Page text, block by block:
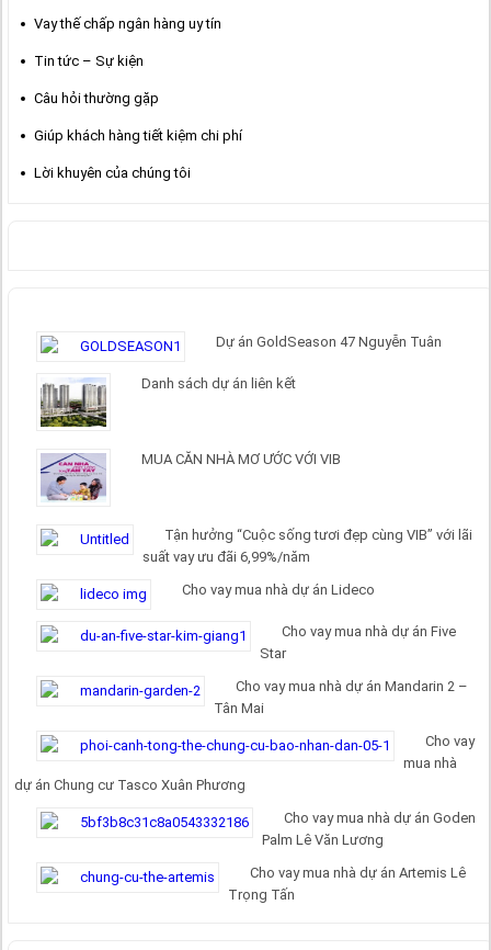
Vay thế chấp ngân hàng uy tín
Tin tức – Sự kiện
Câu hỏi thường gặp
Giúp khách hàng tiết kiệm chi phí
Lời khuyên của chúng tôi
Dự án GoldSeason 47 Nguyễn Tuân
Danh sách dự án liên kết
MUA CĂN NHÀ MƠ ƯỚC VỚI VIB
Tận hưởng “Cuộc sống tươi đẹp cùng VIB” với lãi
suất vay ưu đãi 6,99%/năm
Cho vay mua nhà dự án Lideco
Cho vay mua nhà dự án Five
Star
Cho vay mua nhà dự án Mandarin 2 –
Tân Mai
Cho vay
mua nhà
dự án Chung cư Tasco Xuân Phương
Cho vay mua nhà dự án Goden
Palm Lê Văn Lương
Cho vay mua nhà dự án Artemis Lê
Trọng Tấn